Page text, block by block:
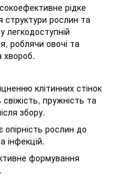
рідке
структури рослин та
легкодоступній
роблячи овочі та
хвороб.
клітинних стінок
пружність та
збору.
опірність рослин до
інфекцій.
формування